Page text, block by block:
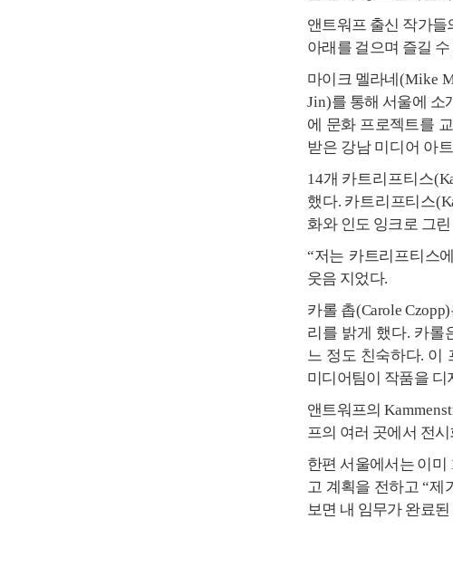
앤트워프 출신 작가들
아래를 걸으며 즐길 수
마이크 멜라네(Mike
Jin)를 통해 서울에 소
에 문화 프로젝트를
받은 강남 미디어 아
14개 카트리프티스
했다. 카트리프티스
화와 인도 잉크로 그
“저는 카트리프티스
웃음 지었다.
카롤 촙(Carole Czopp)
리를 밝게 했다. 카롤
느 정도 친숙하다. 이
미디어팀이 작품을
앤트워프의
프의 여러 곳에서 전
한편 서울에서는 이미
고 계획을 전하고“제
보면 내 임무가 완료